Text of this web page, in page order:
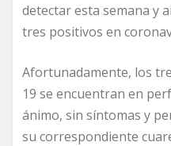
detectar esta semana y
tres positivos en
Afortunadamente, los
19 se encuentran en
ánimo, sin síntomas y
su correspondiente